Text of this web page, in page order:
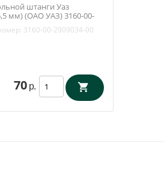
штанги Уаз
мм) (ОАО УАЗ) 3160-00-
3160-00-2909034-00
70 р.